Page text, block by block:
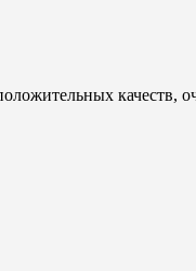
качеств,